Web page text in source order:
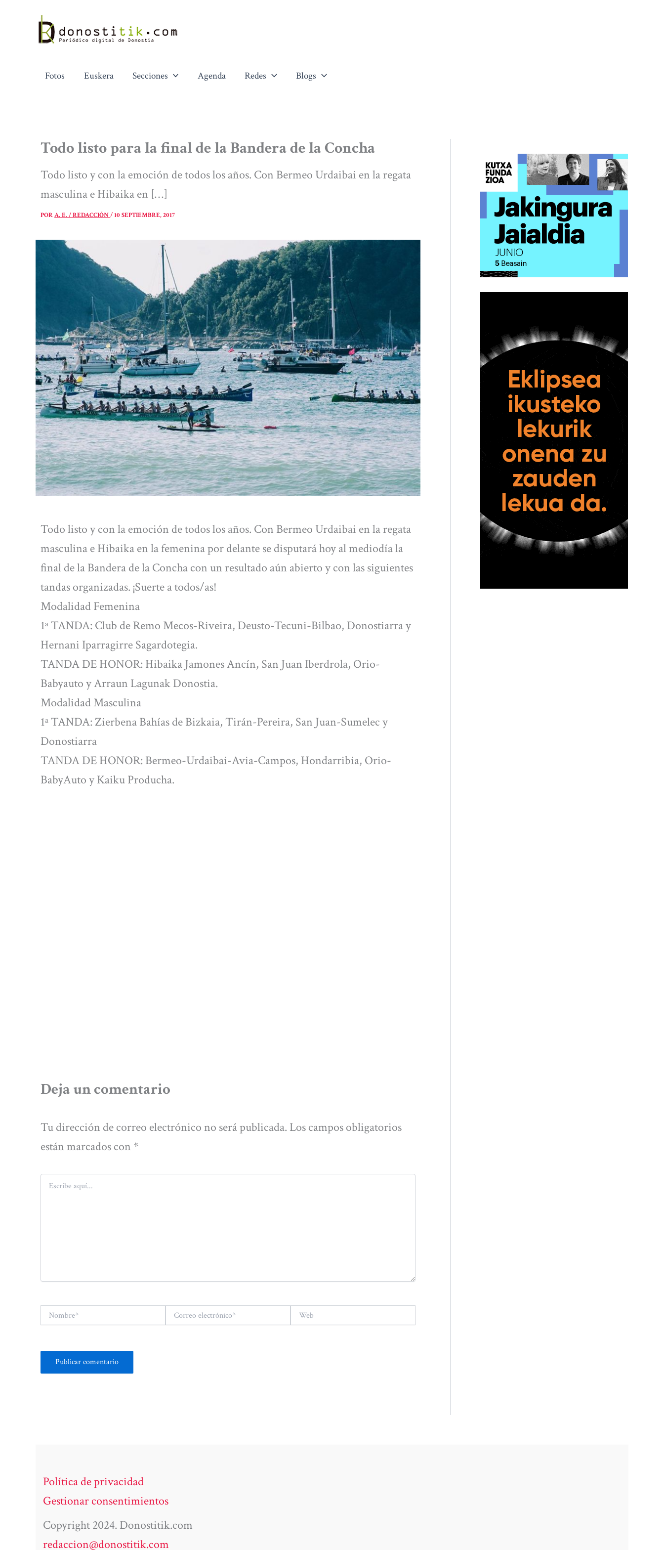
contenido
Fotos Euskera Secciones Agenda Redes Blogs
Todo listo para la final de la Bandera de la Concha
Todo listo y con la emoción de todos los años. Con Bermeo Urdaibai en la regata
masculina e Hibaika en […]
PORA. E. / REDACCIÓN/10 SEPTIEMBRE, 2017
Todo listo y con la emoción de todos los años. Con Bermeo Urdaibai en la regata
masculina e Hibaika en la femenina por delante se disputará hoy al mediodía la
final de la Bandera de la Concha con un resultado aún abierto y con las siguientes
tandas organizadas. ¡Suerte a todos/as!
Modalidad Femenina
1ª TANDA: Club de Remo Mecos-Riveira, Deusto-Tecuni-Bilbao, Donostiarra y
Hernani Iparragirre Sagardotegia.
TANDA DE HONOR: Hibaika Jamones Ancín, San Juan Iberdrola, Orio-
Babyauto y Arraun Lagunak Donostia.
Modalidad Masculina
1ª TANDA: Zierbena Bahías de Bizkaia, Tirán-Pereira, San Juan-Sumelec y
Donostiarra
TANDA DE HONOR: Bermeo-Urdaibai-Avia-Campos, Hondarribia, Orio-
BabyAuto y Kaiku Producha.
Deja un comentario
Tu dirección de correo electrónico no será publicada. Los campos obligatorios
están marcados con *
aquí...
electrónico*
Política de privacidad
Gestionar consentimientos
Copyright 2024. Donostitik.com
redaccion@donostitik.com